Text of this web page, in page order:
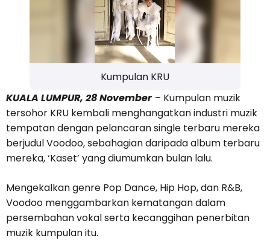
Kumpulan KRU
KUALA LUMPUR, 28 November – Kumpulan muzik
tersohor KRU kembali menghangatkan industri muzik
tempatan dengan pelancaran single terbaru mereka
berjudul Voodoo, sebahagian daripada album terbaru
mereka, ‘Kaset’ yang diumumkan bulan lalu.
Mengekalkan genre Pop Dance, Hip Hop, dan R&B,
Voodoo menggambarkan kematangan dalam
persembahan vokal serta kecanggihan penerbitan
muzik kumpulan itu.